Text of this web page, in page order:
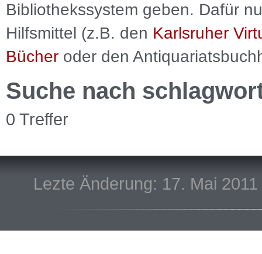
Bibliothekssystem geben. Dafür
Hilfsmittel (z.B. den Karlsruher
Bücher oder den
Suche nach
0 Treffer
Lezte Änderung: 17. Mai